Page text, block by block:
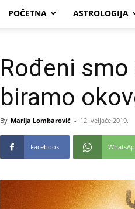
POČETNA ASTROLOGIJA
Rođeni
biramo
By Marija Lombarović - 12. veljače 2019.
Facebook